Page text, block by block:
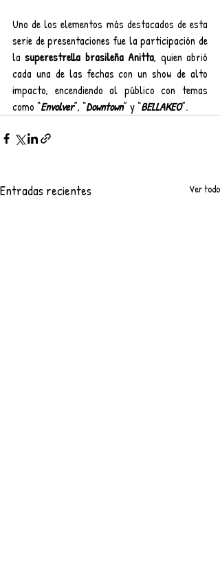
Uno de los elementos más destacados de esta
serie de presentaciones fue la participación de
la superestrella brasileña Anitta, quien abrió
cada una de las fechas con un show de alto
impacto, encendiendo al público con temas
como “Envolver”, “Downtown” y “BELLAKEO”.
Entradas recientes Ver todo